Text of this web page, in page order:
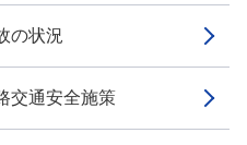
の状況
交通安全施策